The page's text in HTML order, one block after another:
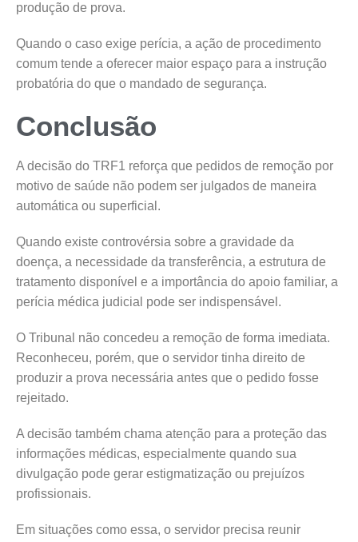
produção de prova.
Quando o caso exige perícia, a ação de procedimento
comum tende a oferecer maior espaço para a instrução
probatória do que o mandado de segurança.
Conclusão
A decisão do TRF1 reforça que pedidos de remoção por
motivo de saúde não podem ser julgados de maneira
automática ou superficial.
Quando existe controvérsia sobre a gravidade da
doença, a necessidade da transferência, a estrutura de
tratamento disponível e a importância do apoio familiar, a
perícia médica judicial pode ser indispensável.
O Tribunal não concedeu a remoção de forma imediata.
Reconheceu, porém, que o servidor tinha direito de
produzir a prova necessária antes que o pedido fosse
rejeitado.
A decisão também chama atenção para a proteção das
informações médicas, especialmente quando sua
divulgação pode gerar estigmatização ou prejuízos
profissionais.
Em situações como essa, o servidor precisa reunir